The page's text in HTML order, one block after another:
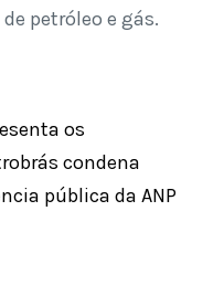
petróleo e gás.
os
condena
pública da ANP